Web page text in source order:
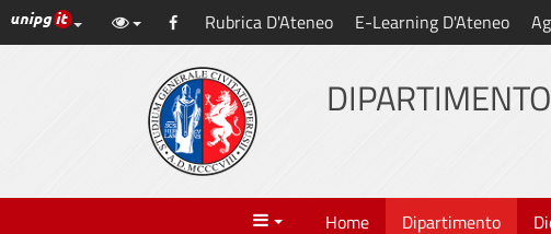
Vai
al
Link ai principali servizi web di Ateneo
Facebook
Rubrica D'Ateneo E-Learning D'Ateneo
Menu Home Dipartimento